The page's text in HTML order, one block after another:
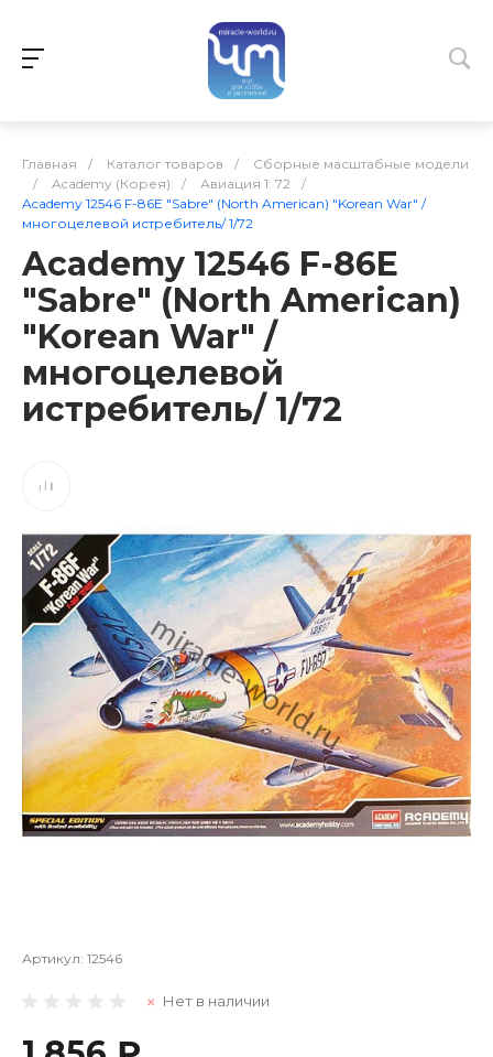
Главная / Каталог товаров /
Сборные масштабные модели
/
Academy (Корея) / Авиация 1: 72
/
Academy 12546 F-86E "Sabre" (North American) "Korean War" /
многоцелевой истребитель/ 1/72
Academy 12546 F-86E
"Sabre" (North American)
"Korean War" /
многоцелевой
истребитель/ 1/72
Артикул: 12546
Нет в наличии